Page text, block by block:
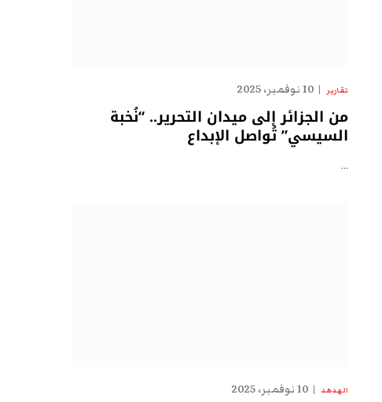
تقارير 10 نوفمبر، 2025
من الجزائر إلى ميدان التحرير.. “نُخبة
السيسي” تُواصل الإبداع
…
الهدهد 10 نوفمبر، 2025